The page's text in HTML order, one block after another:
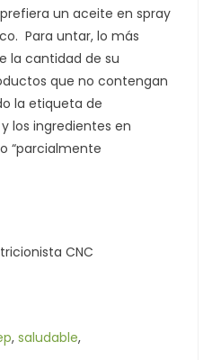
un aceite en spray
Para untar, lo más
la cantidad de su
que no contengan
la etiqueta de
los ingredientes en
“parcialmente
CNC
, saludable,